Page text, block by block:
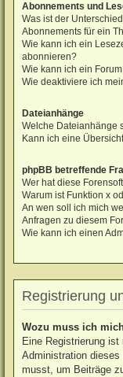
Abonnements und
Was ist der
Abonnements für ein
Wie kann ich ein
abonnieren?
Wie kann ich ein
Wie deaktiviere ich
Dateianhänge
Welche Dateianhänge
Kann ich eine
phpBB betreffende
Wer hat diese
Warum ist Funktion x
An wen soll ich mich
Anfragen zu diesem
Wie kann ich einen
Registrierung
Wozu muss ich
Eine Registrierung
Administration
musst, um Beiträge